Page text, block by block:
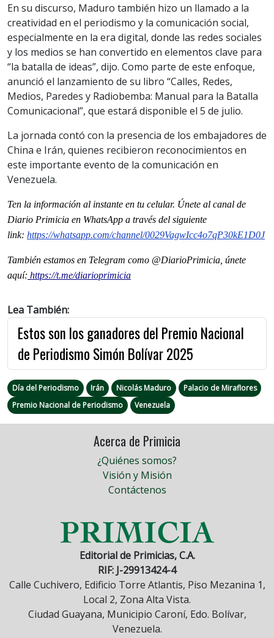
En su discurso, Maduro también hizo un llamado a la
creatividad en el periodismo y la comunicación social,
especialmente en la era digital, donde las redes sociales
y los medios se han convertido en elementos clave para
“la batalla de ideas”, dijo. Como parte de este enfoque,
anunció el lanzamiento de su libro “Calles, Redes,
Medios, Paredes y Radiobemba: Manual para la Batalla
Comunicacional”, que estará disponible el 5 de julio.
La jornada contó con la presencia de los embajadores de
China e Irán, quienes recibieron reconocimientos en
este importante evento de la comunicación en
Venezuela.
Ten la información al instante en tu celular. Únete al canal de
Diario Primicia en WhatsApp a través del siguiente
link: https://whatsapp.com/channel/0029VagwIcc4o7qP30kE1D0J
También estamos en Telegram como @DiarioPrimicia, únete
aquí: https://t.me/diarioprimicia
Lea También:
Estos son los ganadores del Premio Nacional
de Periodismo Simón Bolívar 2025
Día del Periodismo Irán Nicolás Maduro
Palacio de Miraflores
Premio Nacional de Periodismo
Venezuela
Acerca de Primicia
¿Quiénes somos?
Visión y Misión
Contáctenos
Editorial de Primicias, C.A.
RIF: J-29913424-4
Calle Cuchivero, Edificio Torre Atlantis, Piso Mezanina 1,
Local 2, Zona Alta Vista.
Ciudad Guayana, Municipio Caroní, Edo. Bolívar,
Venezuela.